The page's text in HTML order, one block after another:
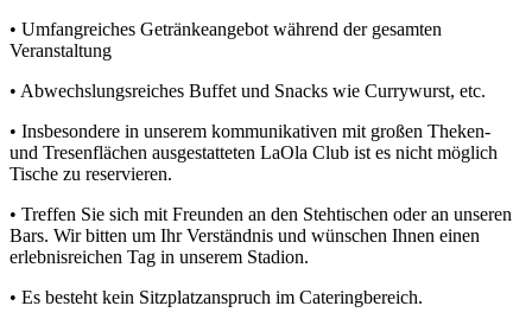
• Umfangreiches Getränkeangebot während der gesamten
Veranstaltung
• Abwechslungsreiches Buffet und Snacks wie Currywurst, etc.
• Insbesondere in unserem kommunikativen mit großen Theken-
und Tresenflächen ausgestatteten LaOla Club ist es nicht möglich
Tische zu reservieren.
• Treffen Sie sich mit Freunden an den Stehtischen oder an unseren
Bars. Wir bitten um Ihr Verständnis und wünschen Ihnen einen
erlebnisreichen Tag in unserem Stadion.
• Es besteht kein Sitzplatzanspruch im Cateringbereich.